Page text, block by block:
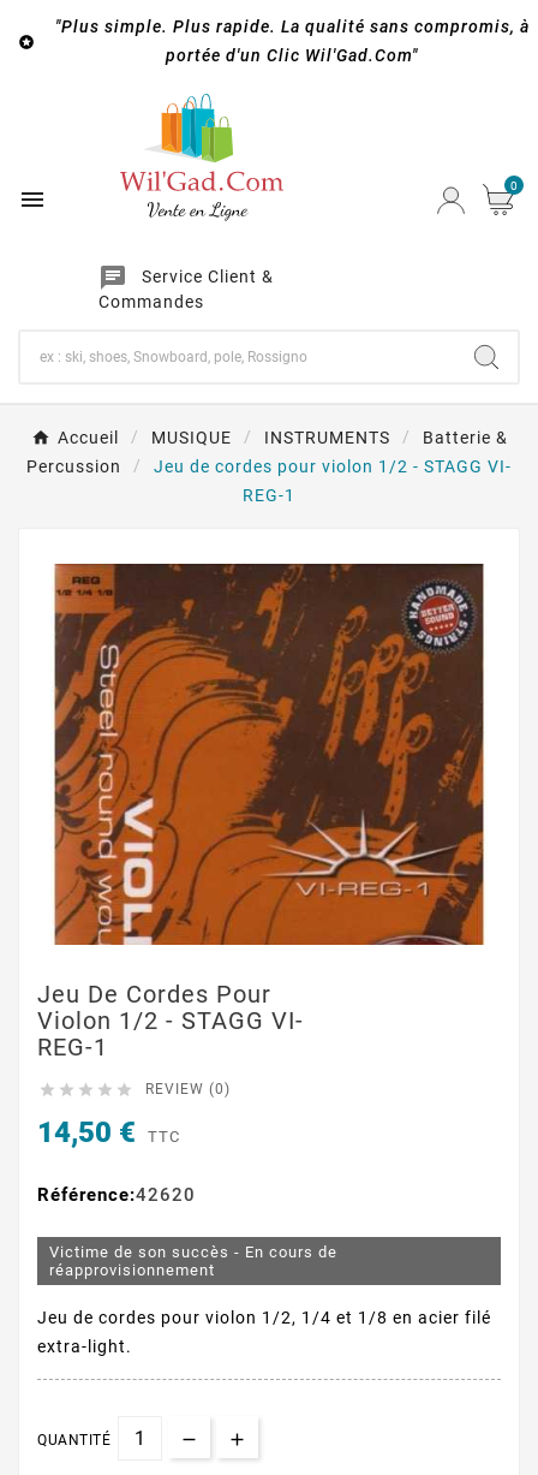

"Plus simple. Plus rapide. La qualité sans compromis, à
portée d'un Clic Wil'Gad.Com"

chat
Service Client &
Commandes
0
Accueil MUSIQUE INSTRUMENTS
Batterie &
Percussion
Jeu de cordes pour violon 1/2 - STAGG VI-
REG-1
Jeu De Cordes Pour
Violon 1/2 - STAGG VI-
REG-1
     REVIEW (0)
14,50 € TTC
Référence:42620
Victime de son succès - En cours de
réapprovisionnement
Jeu de cordes pour violon 1/2, 1/4 et 1/8 en acier filé
extra-light.
QUANTITÉ